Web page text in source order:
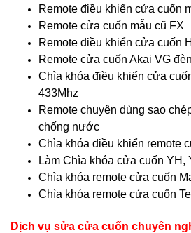
Remote điều khiển cửa cuốn
Remote cửa cuốn mẫu cũ FX
Remote điều khiển cửa cuốn
Remote cửa cuốn Akai VG
Chìa khóa điều khiển cửa
433Mhz
Remote chuyên dùng sao
chống nước
Chìa khóa điều khiển remote
Làm Chìa khóa cửa cuốn YH,
Chìa khóa remote cửa cuốn
Chìa khóa remote cửa cuốn
Dịch vụ sửa cửa cuốn chuyên